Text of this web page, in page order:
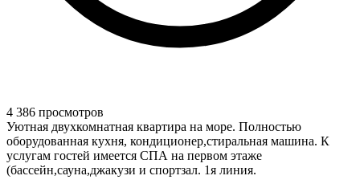
4 386 просмотров
Уютная двухкомнатная квартира на море. Полностью
оборудованная кухня, кондиционер,стиральная машина. К
услугам гостей имеется СПА на первом этаже
(бассейн,сауна,джакузи и спортзал. 1я линия.